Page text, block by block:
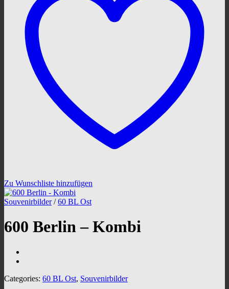
Zu Wunschliste hinzufügen
Souvenirbilder / 60 BL Ost
600 Berlin – Kombi
Categories: 60 BL Ost, Souvenirbilder